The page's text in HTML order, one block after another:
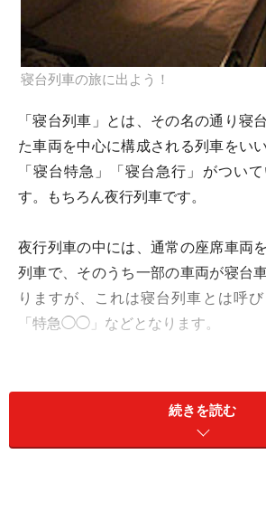
寝台列車の旅に出よう！
「寝台列車」とは、その名の通り寝
た車両を中心に構成される列車をい
「寝台特急」「寝台急行」がつい
す。もちろん夜行列車です。
夜行列車の中には、通常の座席車両
列車で、そのうち一部の車両が寝台
りますが、これは寝台列車とは呼
「特急◯◯」などとなります。
あります。どんな寝台車があるのか
続きを読む